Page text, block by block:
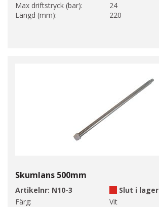
Max driftstryck (bar):
24
Längd (mm):
220
Skumlans 500mm
Artikelnr: N10-3
Slut i lager
Färg:
Vit